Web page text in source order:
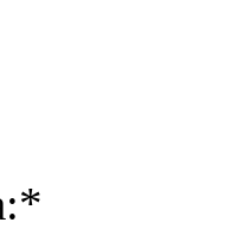
*